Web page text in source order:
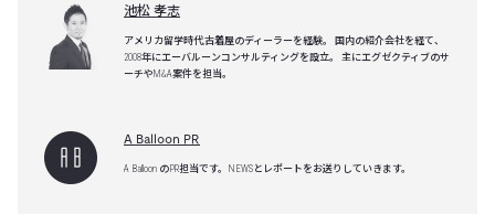
池松 孝志
アメリカ留学時代,古着屋のディーラーを経験。 国内の紹介会社を経て、
2008年にエーバルーンコンサルティングを設立。 主にエグゼクティブのサ
ーチやM&A案件を担当。
A Balloon PR
A Balloon のPR担当です。NEWSとレポートをお送りしていきます。